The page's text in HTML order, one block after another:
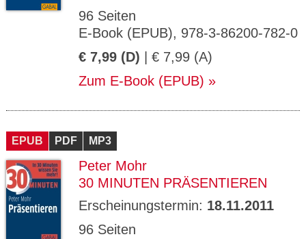
96 Seiten
E-Book (EPUB), 978-3-86200-782-0
€ 7,99 (D) | € 7,99 (A)
Zum E-Book (EPUB)
EPUB PDF MP3
Peter Mohr
30 MINUTEN PRÄSENTIEREN
Erscheinungstermin: 18.11.2011
96 Seiten